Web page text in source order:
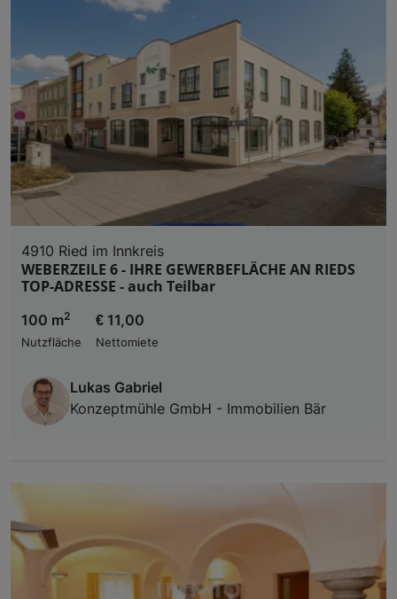
4910 Ried im Innkreis
WEBERZEILE 6 - IHRE GEWERBEFLÄCHE AN RIEDS
TOP-ADRESSE - auch Teilbar
100 m2
Nutzfläche
€ 11,00
Nettomiete
Lukas Gabriel
Konzeptmühle GmbH - Immobilien Bär